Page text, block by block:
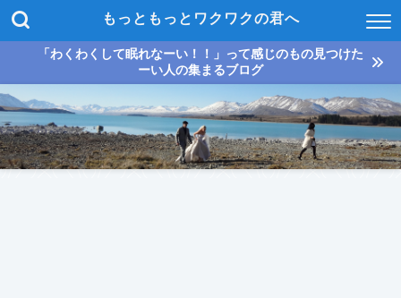
もっともっとワクワクの君へ
「わくわくして眠れなーい！！」って感じのもの見つけた
ーい人の集まるブログ